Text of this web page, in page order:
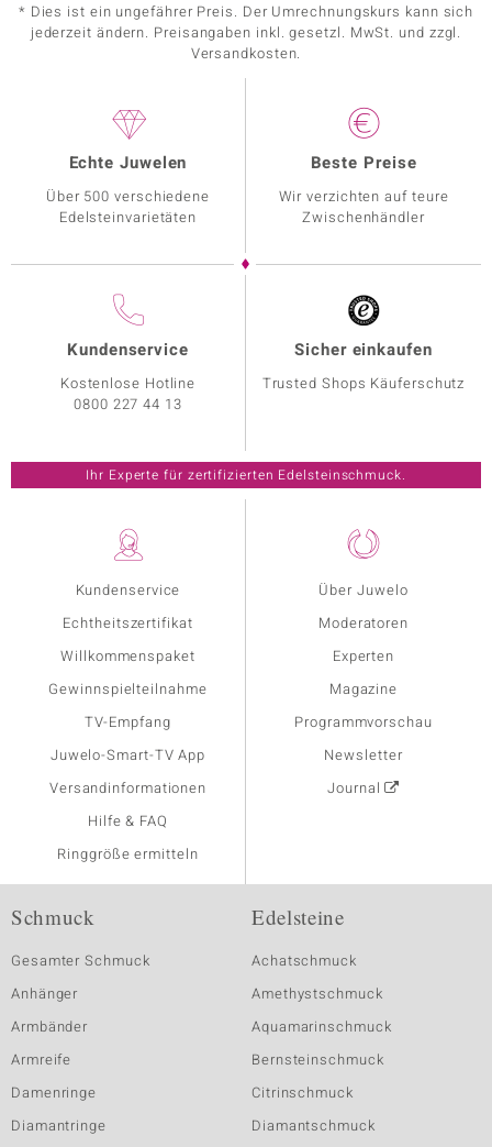
* Dies ist ein ungefährer Preis. Der Umrechnungskurs kann sich
jederzeit ändern. Preisangaben inkl. gesetzl. MwSt. und zzgl.
Versandkosten.
Kundenservice
Echtheitszertifikat
Willkommenspaket
Gewinnspielteilnahme
TV-Empfang
Juwelo-Smart-TV App
Versandinformationen
Hilfe & FAQ
Ringgröße ermitteln
Über Juwelo
Moderatoren
Experten
Magazine
Programmvorschau
Newsletter
Journal
Echte Juwelen
Über 500 verschiedene
Edelsteinvarietäten
Beste Preise
Wir verzichten auf teure
Zwischenhändler
Kundenservice
Kostenlose Hotline
0800 227 44 13
Sicher einkaufen
Trusted Shops Käuferschutz
Ihr Experte für zertifizierten Edelsteinschmuck.
Schmuck
Gesamter Schmuck
Anhänger
Armbänder
Armreife
Damenringe
Diamantringe
Edelsteine
Achatschmuck
Amethystschmuck
Aquamarinschmuck
Bernsteinschmuck
Citrinschmuck
Diamantschmuck